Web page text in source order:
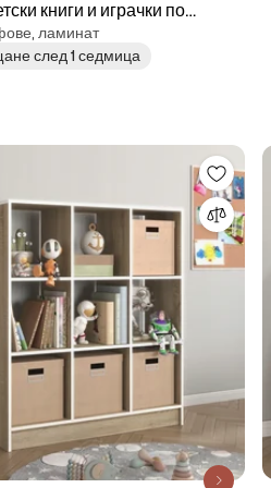
книги и играчки по
12 рафта – бял
ламинат
след 1 седмица